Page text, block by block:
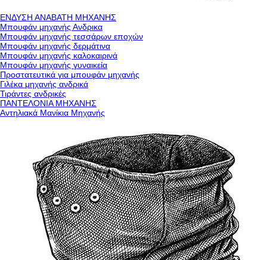
ΕΝΔΥΣΗ ΑΝΑΒΑΤΗ ΜΗΧΑΝΗΣ
Μπουφάν μηχανής Ανδρικα
Μπουφάν μηχανής τεσσάρων εποχών
Μπουφάν μηχανής δερμάτινα
Μπουφάν μηχανής καλοκαιρινά
Μπουφάν μηχανής γυναικεία
Προστατευτικά για μπουφάν μηχανής
Γιλέκα μηχανής ανδρικά
Τιράντες ανδρικές
ΠΑΝΤΕΛΟΝΙΑ ΜΗΧΑΝΗΣ
Αντηλιακά Μανίκια Μηχανής